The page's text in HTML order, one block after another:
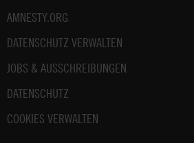
AMNESTY.ORG
DATENSCHUTZ VERWALTEN
JOBS & AUSSCHREIBUNGEN
DATENSCHUTZ
COOKIES VERWALTEN